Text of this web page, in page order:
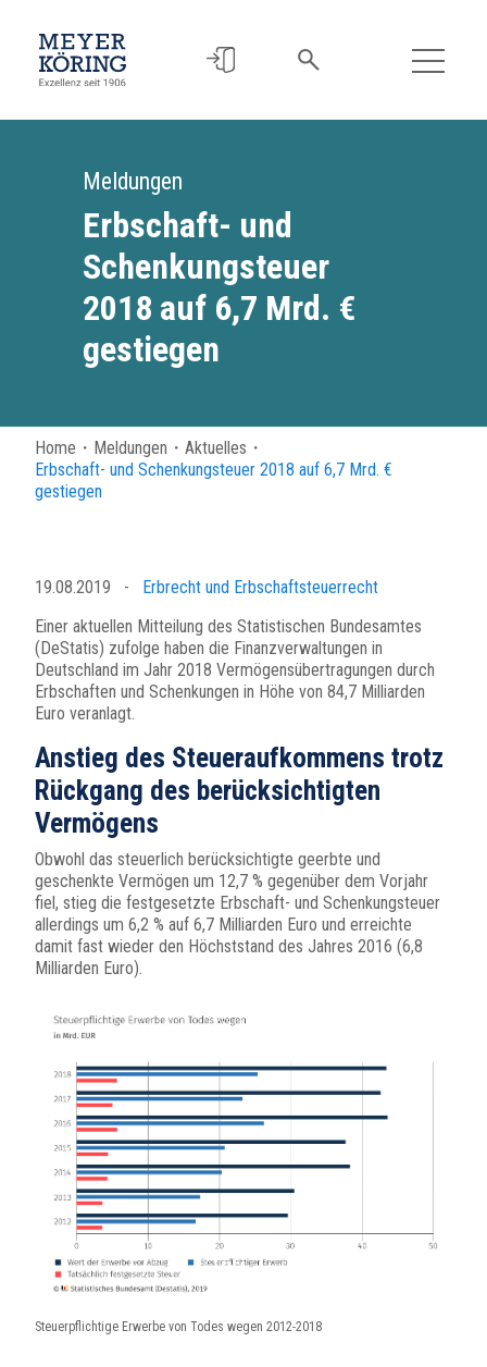
Meldungen
Erbschaft- und
Schenkungsteuer
2018 auf 6,7 Mrd. €
gestiegen
Home ・ Meldungen ・ Aktuelles ・
Erbschaft- und Schenkungsteuer 2018 auf 6,7 Mrd. €
gestiegen
19.08.2019 -
Erbrecht und Erbschaftsteuerrecht
Einer aktuellen Mitteilung des Statistischen Bundesamtes
(DeStatis) zufolge haben die Finanzverwaltungen in
Deutschland im Jahr 2018 Vermögensübertragungen durch
Erbschaften und Schenkungen in Höhe von 84,7 Milliarden
Euro veranlagt.
Anstieg des Steueraufkommens trotz
Rückgang des berücksichtigten
Vermögens
Obwohl das steuerlich berücksichtigte geerbte und
geschenkte Vermögen um 12,7 % gegenüber dem Vorjahr
fiel, stieg die festgesetzte Erbschaft- und Schenkungsteuer
allerdings um 6,2 % auf 6,7 Milliarden Euro und erreichte
damit fast wieder den Höchststand des Jahres 2016 (6,8
Milliarden Euro).
Steuerpflichtige Erwerbe von Todes wegen 2012-2018